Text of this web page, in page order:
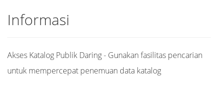
Informasi
Akses Katalog Publik Daring - Gunakan fasilitas pencarian
untuk mempercepat penemuan data katalog